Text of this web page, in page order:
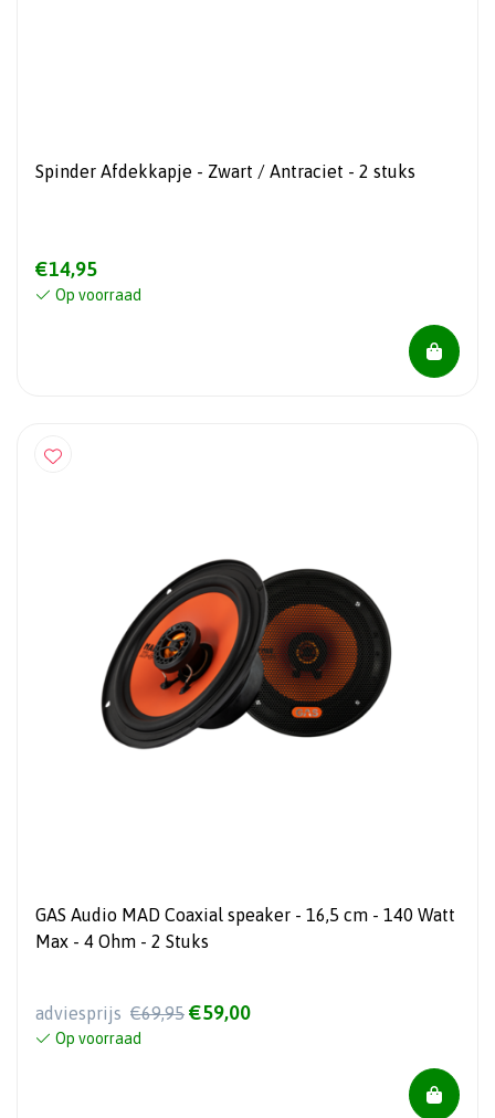
Spinder Afdekkapje - Zwart / Antraciet - 2 stuks
€14,95
Op voorraad
GAS Audio MAD Coaxial speaker - 16,5 cm - 140 Watt
Max - 4 Ohm - 2 Stuks
adviesprijs €69,95 €59,00
Op voorraad